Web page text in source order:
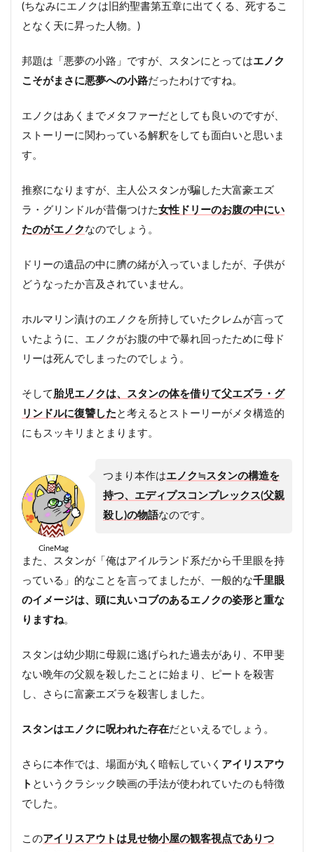
(ちなみにエノクは旧約聖書第五章に出てくる、死するこ
となく天に昇った人物。)
邦題は「悪夢の小路」ですが、スタンにとってはエノク
こそがまさに悪夢への小路だったわけですね。
エノクはあくまでメタファーだとしても良いのですが、
ストーリーに関わっている解釈をしても面白いと思いま
す。
推察になりますが、主人公スタンが騙した大富豪エズ
ラ・グリンドルが昔傷つけた女性ドリーのお腹の中にい
たのがエノク なのでしょう。
ドリーの遺品の中に臍の緒が入っていましたが、子供が
どうなったか言及されていません。
ホルマリン漬けのエノクを所持していたクレムが言って
いたように、エノクがお腹の中で暴れ回ったために母ド
リーは死んでしまったのでしょう。
そして 胎児エノクは、スタンの体を借りて父エズラ・グ
リンドルに復讐した と考えるとストーリーがメタ構造的
にもスッキリまとまります。
CineMag
つまり本作はエノク≒スタンの構造を
持つ、エディプスコンプレックス(父親
殺し)の物語なのです。
また、スタンが「俺はアイルランド系だから千里眼を持
っている」的なことを言ってましたが、一般的な千里眼
のイメージは、頭に丸いコブのあるエノクの姿形と重な
りますね。
スタンは幼少期に母親に逃げられた過去があり、不甲斐
ない晩年の父親を殺したことに始まり、ピートを殺害
し、さらに富豪エズラを殺害しました。
スタンはエノクに呪われた存在だといえるでしょう。
さらに本作では、場面が丸く暗転していく アイリスアウ
ト というクラシック映画の手法が使われていたのも特徴
でした。
このアイリスアウトは見せ物小屋の観客視点でありつ